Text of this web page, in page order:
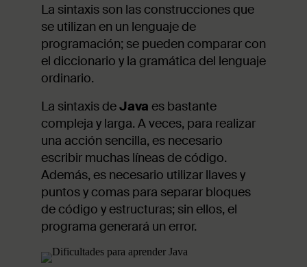
La sintaxis son las construcciones que
se utilizan en un lenguaje de
programación; se pueden comparar con
el diccionario y la gramática del lenguaje
ordinario.
La sintaxis deJava es bastante
compleja y larga. A veces, para realizar
una acción sencilla, es necesario
escribir muchas líneas de código.
Además, es necesario utilizar llaves y
puntos y comas para separar bloques
de código y estructuras; sin ellos, el
programa generará un error.